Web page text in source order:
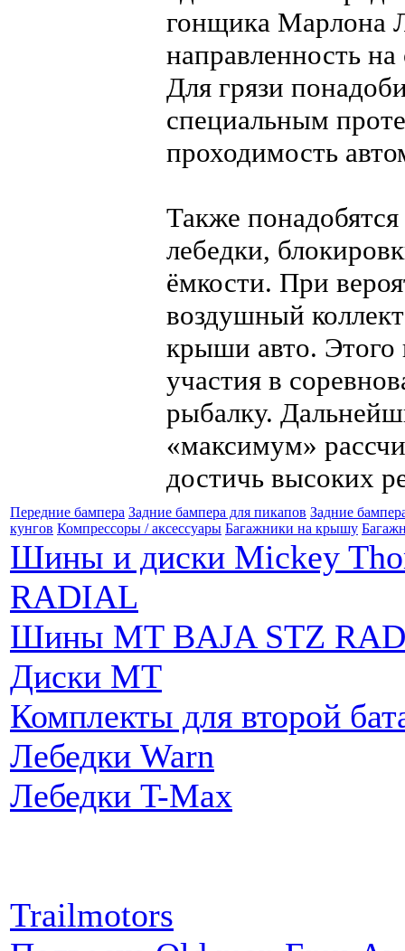
гонщика Марлона
направленность
Для грязи
специальным
проходимость
Также
лебедки,
ёмкости. При
воздушный
крыши авто. Этого
участия в
рыбалку.
«максимум»
достичь высоких
Передние бампера Задние бампера для пикапов Задние
кунгов Компрессоры / аксессуары Багажники на крышу
Шины и диски Mickey
RADIAL
Шины MT BAJA STZ
Диски MT
Комплекты для второй
Лебедки Warn
Лебедки T-Max
Trailmotors